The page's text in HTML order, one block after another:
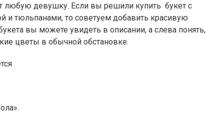
любую девушку. Если вы решили купить букет с
и тюльпанами, то советуем добавить красивую
вы можете увидеть в описании, а слева понять,
цветы в обычной обстановке.